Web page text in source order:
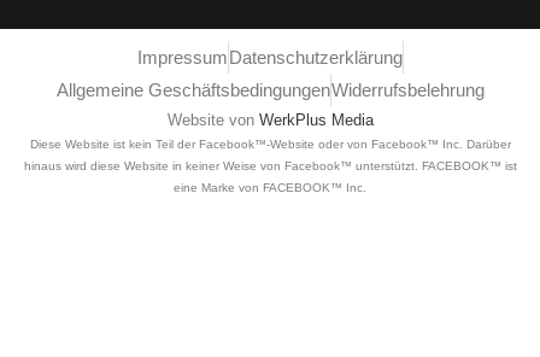
ImpressumDatenschutzerklärung
Allgemeine GeschäftsbedingungenWiderrufsbelehrung
Website von WerkPlus Media
Diese Website ist kein Teil der Facebook™-Website oder von Facebook™ Inc. Darüber
hinaus wird diese Website in keiner Weise von Facebook™ unterstützt. FACEBOOK™ ist
eine Marke von FACEBOOK™ Inc.